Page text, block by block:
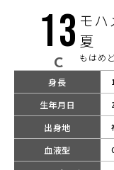
13
C
モハ
夏
もはめ
身長
生年月日
出身地
血液型